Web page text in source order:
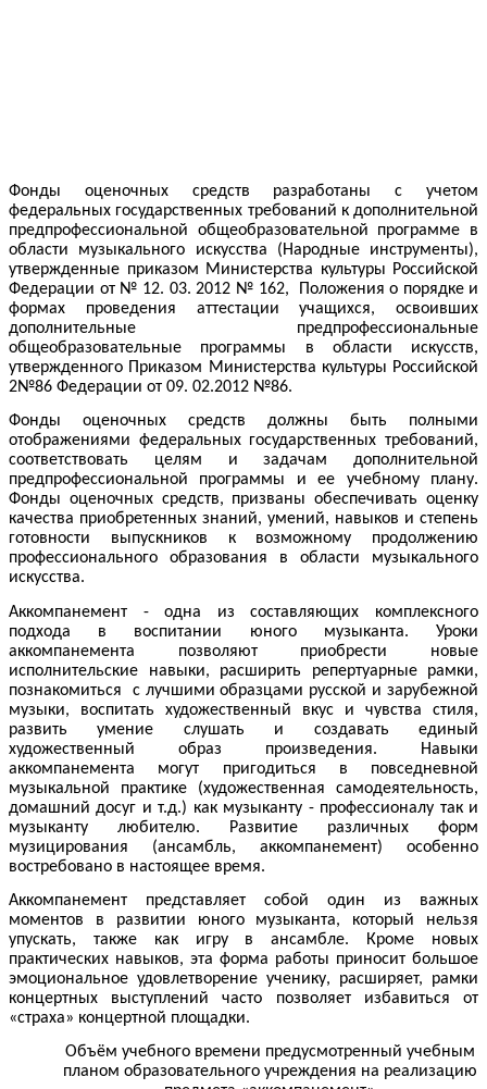
Фонды оценочных средств разработаны с учетом
федеральных государственных требований к дополнительной
предпрофессиональной общеобразовательной программе в
области музыкального искусства (Народные инструменты),
утвержденные приказом Министерства культуры Российской
Федерации от № 12. 03. 2012 № 162, Положения о порядке и
формах проведения аттестации учащихся, освоивших
дополнительные предпрофессиональные
общеобразовательные программы в области искусств,
утвержденного Приказом Министерства культуры Российской
2№86 Федерации от 09. 02.2012 №86.
Фонды оценочных средств должны быть полными
отображениями федеральных государственных требований,
соответствовать целям и задачам дополнительной
предпрофессиональной программы и ее учебному плану.
Фонды оценочных средств, призваны обеспечивать оценку
качества приобретенных знаний, умений, навыков и степень
готовности выпускников к возможному продолжению
профессионального образования в области музыкального
искусства.
Аккомпанемент - одна из составляющих комплексного
подхода в воспитании юного музыканта. Уроки
аккомпанемента позволяют приобрести новые
исполнительские навыки, расширить репертуарные рамки,
познакомиться с лучшими образцами русской и зарубежной
музыки, воспитать художественный вкус и чувства стиля,
развить умение слушать и создавать единый
художественный образ произведения. Навыки
аккомпанемента могут пригодиться в повседневной
музыкальной практике (художественная самодеятельность,
домашний досуг и т.д.) как музыканту - профессионалу так и
музыканту любителю. Развитие различных форм
музицирования (ансамбль, аккомпанемент) особенно
востребовано в настоящее время.
Аккомпанемент представляет собой один из важных
моментов в развитии юного музыканта, который нельзя
упускать, также как игру в ансамбле. Кроме новых
практических навыков, эта форма работы приносит большое
эмоциональное удовлетворение ученику, расширяет, рамки
концертных выступлений часто позволяет избавиться от
«страха» концертной площадки.
Объём учебного времени предусмотренный учебным
планом образовательного учреждения на реализацию